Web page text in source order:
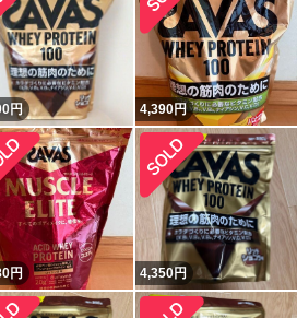
円 4,390円
円 4,350円